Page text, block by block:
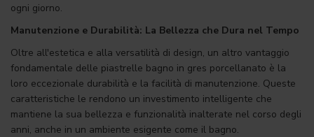
ogni giorno.
Manutenzione e Durabilità: La Bellezza che Dura nel Tempo
Oltre all'estetica e alla versatilità di design, un altro vantaggio
fondamentale delle piastrelle bagno in gres porcellanato è la
loro eccezionale durabilità e la facilità di manutenzione. Queste
caratteristiche le rendono un investimento intelligente che
mantiene la sua bellezza e funzionalità inalterate nel corso degli
anni, anche in un ambiente esigente come il bagno.